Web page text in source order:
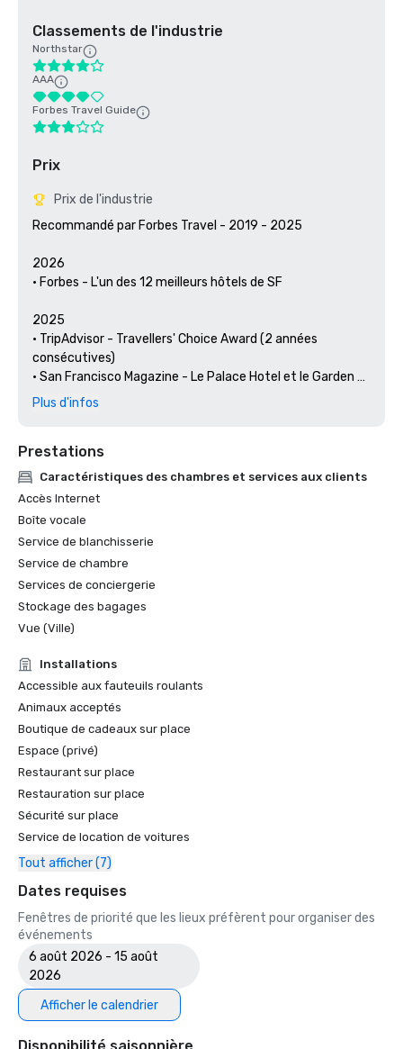
Classements de l'industrie
Northstar
AAA
Forbes Travel Guide
Prix
Prix de l'industrie
Recommandé par Forbes Travel - 2019 - 2025
2026
• Forbes - L'un des 12 meilleurs hôtels de SF
2025
• TripAdvisor - Travellers' Choice Award (2 années
consécutives)
• San Francisco Magazine - Le Palace Hotel et le Garden
Court ont été reconnus comme les meilleurs hôtels pour
Californie au moins une fois dans votre vie
• Thrillist - Les meilleures choses à faire à San Francisco
lumière les arts et la culture de San Francisco
• Haute Living San Francisco - Le Palace Hotel de San
Francisco fête ses 150 ans
2024
• Travel + Leisure - Les meilleurs hôtels de SF - Hôtel avec
• Guide de voyage Forbes : l'un des 15 hôtels proposant
des expériences inoubliables en matière de caviar
Francisco — Les 5 meilleurs hôtels
• OpenTable — L'un des 12 plus beaux restaurants de SF
• Travellers' Choice Awards - Meilleur des meilleurs
• Destination I Do — L'une des 6 meilleures destinations de
mariage LGBTQ+ aux États-Unis (première liste)
• Insidehook — Meilleur bar d'hôtel de SF
• SF Travel — Les hôtels de luxe les mieux notés à SF
2023
• Magazine de voyage et de loisirs - Meilleur hôtel de SF
Plus d'infos
Prestations
Caractéristiques des chambres et services aux clients
Accès Internet
Boîte vocale
Service de blanchisserie
Service de chambre
Services de conciergerie
Stockage des bagages
Vue (Ville)
Installations
Accessible aux fauteuils roulants
Animaux acceptés
Boutique de cadeaux sur place
Espace (privé)
Restaurant sur place
Restauration sur place
Sécurité sur place
Service de location de voitures
Tout afficher (7)
Dates requises
Fenêtres de priorité que les lieux préfèrent pour organiser des
événements
6 août 2026 - 15 août
2026
Afficher le calendrier